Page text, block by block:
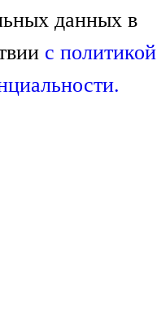
данных в
с политикой